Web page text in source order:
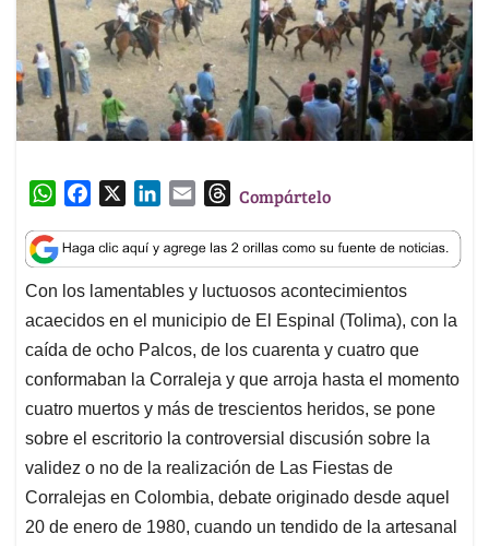
W
a
t
s
A
p
p
c
e
b
o
o
k
n
k
e
d
I
n
a
i
l
T
r
e
a
d
s
Compártelo
Con los lamentables y luctuosos acontecimientos
acaecidos en el municipio de El Espinal (Tolima), con la
caída de ocho Palcos, de los cuarenta y cuatro que
conformaban la Corraleja y que arroja hasta el momento
cuatro muertos y más de trescientos heridos, se pone
sobre el escritorio la controversial discusión sobre la
validez o no de la realización de Las Fiestas de
Corralejas en Colombia, debate originado desde aquel
20 de enero de 1980, cuando un tendido de la artesanal